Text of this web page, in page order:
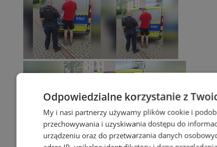
Odpowiedzialne korzystanie z
My i nasi partnerzy używamy plików cookie i
przechowywania i uzyskiwania dostępu do
urządzeniu oraz do przetwarzania danych